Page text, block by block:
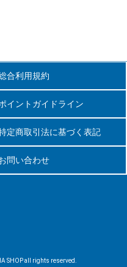
合利用規約
イントガイドライン
定商取引法に基づく表記
問い合わせ
SHOP all rights reserved.